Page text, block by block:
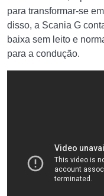
para transformar-se
disso, a Scania G
baixa sem leito e
para a condução.